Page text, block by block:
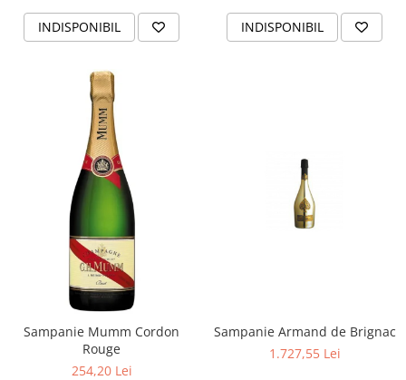
INDISPONIBIL INDISPONIBIL
Sampanie Mumm Cordon
Rouge
254,20 Lei
Sampanie Armand de Brignac
1.727,55 Lei